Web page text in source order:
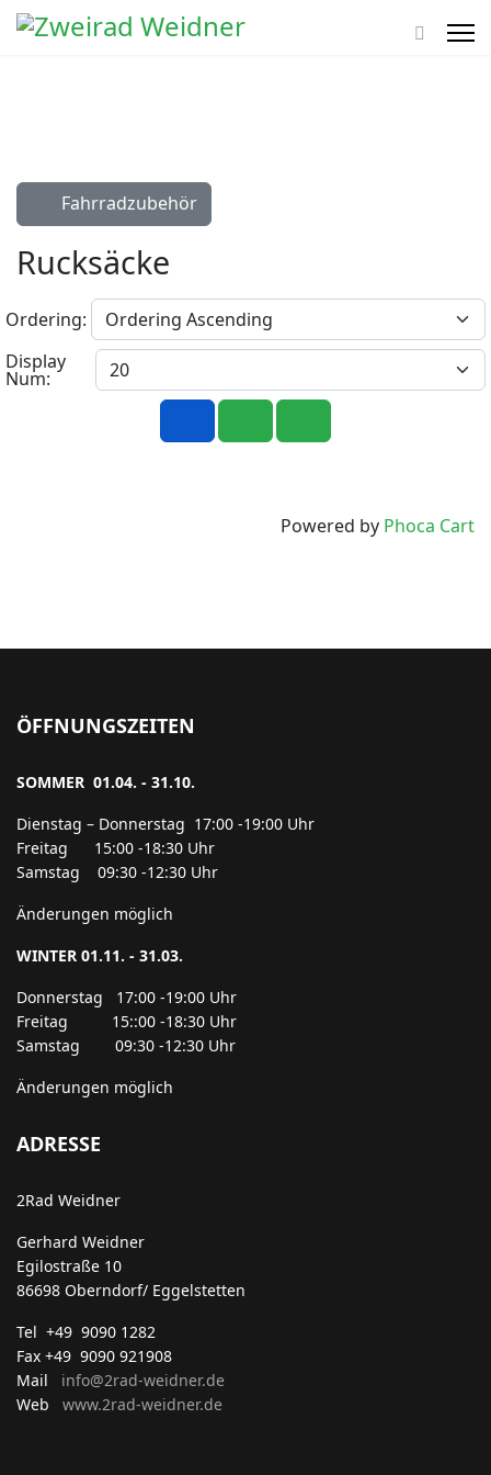
Fahrradzubehör
Rucksäcke
Ordering:
Display
Num:
Powered by Phoca Cart
ÖFFNUNGSZEITEN
SOMMER 01.04. - 31.10.
Dienstag – Donnerstag 17:00 -19:00 Uhr
Freitag 15:00 -18:30 Uhr
Samstag 09:30 -12:30 Uhr
Änderungen möglich
WINTER 01.11. - 31.03.
Donnerstag 17:00 -19:00 Uhr
Freitag 15::00 -18:30 Uhr
Samstag 09:30 -12:30 Uhr
Änderungen möglich
ADRESSE
2Rad Weidner
Gerhard Weidner
Egilostraße 10
86698 Oberndorf/ Eggelstetten
Tel +49 9090 1282
Fax +49 9090 921908
Mail info@2rad-weidner.de
Web
www.2rad-weidner.de